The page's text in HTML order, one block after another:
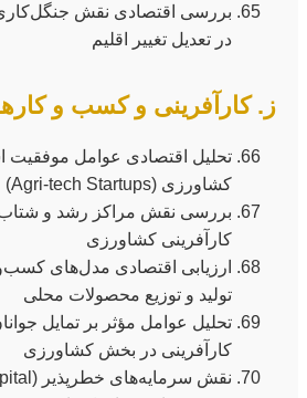
بررسی اقتصادی نقش جنگل‌کاری
در تعدیل تغییر اقلیم
ز. کارآفرینی و کسب و
تحلیل اقتصادی عوامل موفقیت
کشاورزی (Agri-tech Startups)
بررسی نقش مراکز رشد و
کارآفرینی کشاورزی
ارزیابی اقتصادی مدل‌های
تولید و توزیع محصولات محلی
تحلیل عوامل مؤثر بر تمایل
کارآفرینی در بخش کشاورزی